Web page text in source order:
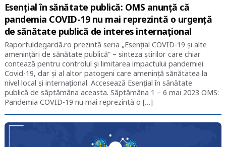
Esențial în sănătate publică: OMS anunță că
pandemia COVID-19 nu mai reprezintă o urgență
de sănătate publică de interes internațional
Raportuldegardă.ro prezintă seria „Esențial COVID-19 și alte
amenințări de sănătate publică” – sinteza știrilor care chiar
contează pentru controlul și limitarea impactului pandemiei
Covid-19, dar și al altor patogeni care amenință sănătatea la
nivel local și internațional. Accesează Esențial în sănătate
publică de săptămâna aceasta. Săptămâna 1 – 6 mai 2023 OMS:
Pandemia COVID-19 nu mai reprezintă o […]